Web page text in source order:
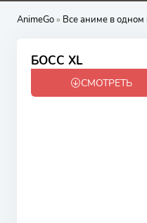
AnimeGo» Все аниме в одном
БОСС XL
Закончен
6.18
СМОТРЕТЬ